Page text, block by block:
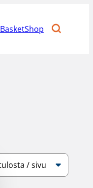
BasketShop